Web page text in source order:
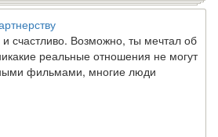
счастливо. Возможно, ты мечтал об
реальные отношения не могут
фильмами, многие люди